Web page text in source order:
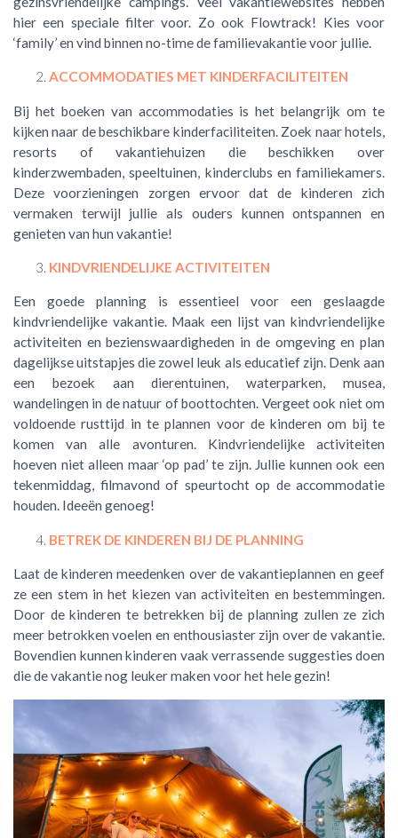
hier een speciale filter voor. Zo ook Flowtrack! Kies voor
‘family’ en vind binnen no-time de familievakantie voor jullie.
ACCOMMODATIES MET KINDERFACILITEITEN
Bij het boeken van accommodaties is het belangrijk om te
kijken naar de beschikbare kinderfaciliteiten. Zoek naar hotels,
resorts of vakantiehuizen die beschikken over
kinderzwembaden, speeltuinen, kinderclubs en familiekamers.
Deze voorzieningen zorgen ervoor dat de kinderen zich
vermaken terwijl jullie als ouders kunnen ontspannen en
genieten van hun vakantie!
KINDVRIENDELIJKE ACTIVITEITEN
Een goede planning is essentieel voor een geslaagde
kindvriendelijke vakantie. Maak een lijst van kindvriendelijke
activiteiten en bezienswaardigheden in de omgeving en plan
dagelijkse uitstapjes die zowel leuk als educatief zijn. Denk aan
een bezoek aan dierentuinen, waterparken, musea,
wandelingen in de natuur of boottochten. Vergeet ook niet om
voldoende rusttijd in te plannen voor de kinderen om bij te
komen van alle avonturen. Kindvriendelijke activiteiten
hoeven niet alleen maar ‘op pad’ te zijn. Jullie kunnen ook een
tekenmiddag, filmavond of speurtocht op de accommodatie
houden. Ideeën genoeg!
BETREK DE KINDEREN BIJ DE PLANNING
Laat de kinderen meedenken over de vakantieplannen en geef
ze een stem in het kiezen van activiteiten en bestemmingen.
Door de kinderen te betrekken bij de planning zullen ze zich
meer betrokken voelen en enthousiaster zijn over de vakantie.
Bovendien kunnen kinderen vaak verrassende suggesties doen
die de vakantie nog leuker maken voor het hele gezin!